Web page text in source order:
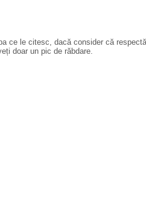
ce le citesc, dacă consider că
doar un pic de răbdare.